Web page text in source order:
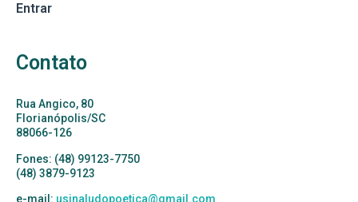
Entrar
Contato
Rua Angico, 80
Florianópolis/SC
88066-126
Fones: (48) 99123-7750
(48) 3879-9123
e-mail: usinaludopoetica@gmail.com